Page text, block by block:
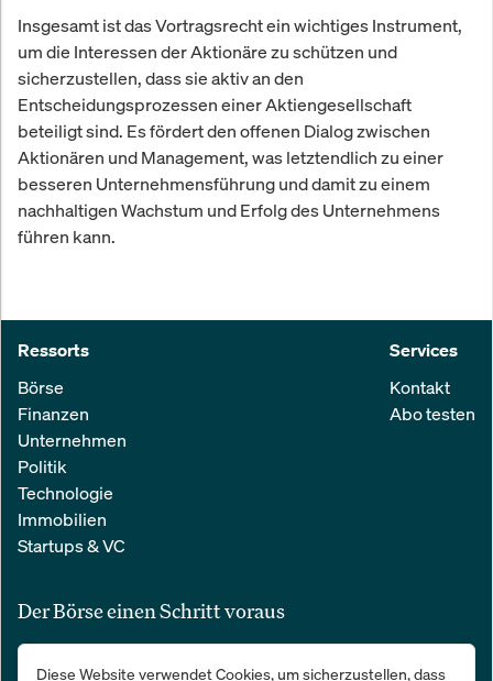
Insgesamt ist das Vortragsrecht ein wichtiges Instrument,
um die Interessen der Aktionäre zu schützen und
sicherzustellen, dass sie aktiv an den
Entscheidungsprozessen einer Aktiengesellschaft
beteiligt sind. Es fördert den offenen Dialog zwischen
Aktionären und Management, was letztendlich zu einer
besseren Unternehmensführung und damit zu einem
nachhaltigen Wachstum und Erfolg des Unternehmens
führen kann.
Ressorts
Börse
Finanzen
Unternehmen
Politik
Technologie
Immobilien
Startups & VC
Services
Kontakt
Abo testen
Der Börse einen Schritt voraus
Alle relevanten Nachrichten aus Wirtschaft und Finanzen in einer
einfachen E-Mail. 100 % kostenlos:
Diese Website verwendet Cookies, um sicherzustellen, dass